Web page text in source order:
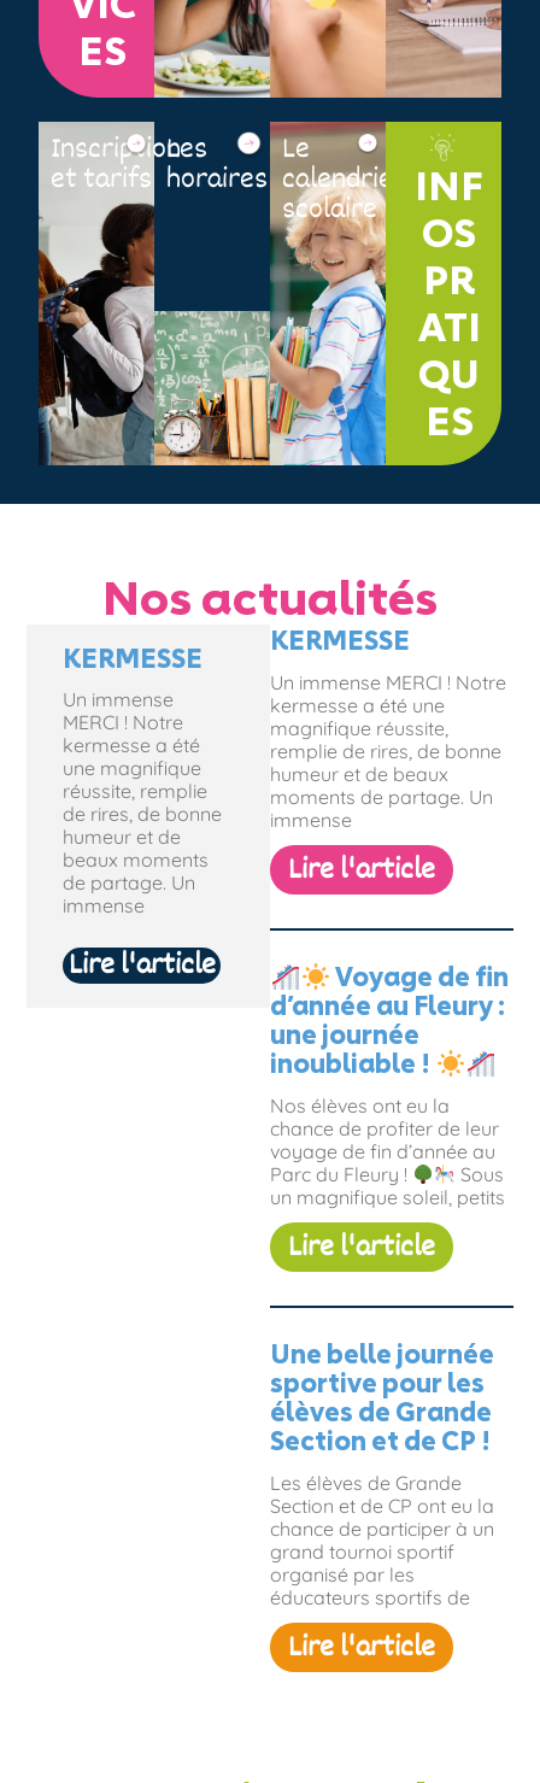
ES
Inscription
et tarifs
Les
horaires
Le
calendrier
scolaire
INF
OS
PR
ATI
QU
ES
Nos actualités
KERMESSE
Un immense
MERCI ! Notre
kermesse a été
une magnifique
réussite, remplie
de rires, de bonne
humeur et de
beaux moments
de partage. Un
immense
Lire l'article
KERMESSE
Un immense MERCI ! Notre
kermesse a été une
magnifique réussite,
remplie de rires, de bonne
humeur et de beaux
moments de partage. Un
immense
Lire l'article
Voyage de fin
d’année au Fleury :
une journée
inoubliable !
Nos élèves ont eu la
chance de profiter de leur
voyage de fin d’année au
Parc du Fleury !
Sous
un magnifique soleil, petits
Lire l'article
Une belle journée
sportive pour les
élèves de Grande
Section et de CP !
Les élèves de Grande
Section et de CP ont eu la
chance de participer à un
grand tournoi sportif
organisé par les
éducateurs sportifs de
Lire l'article